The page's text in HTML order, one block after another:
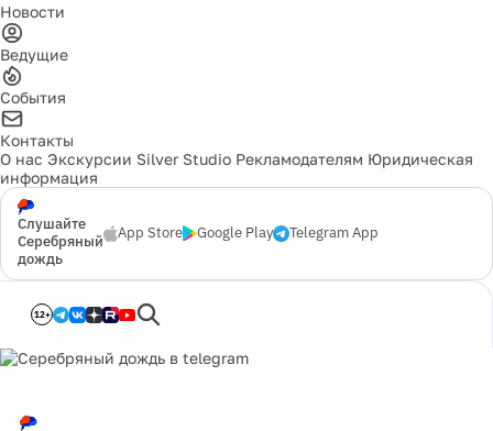
Новости
Ведущие
События
Контакты
О нас Экскурсии Silver Studio Рекламодателям Юридическая
информация
Слушайте
Серебряный
дождь
App Store Google Play Telegram App
12+